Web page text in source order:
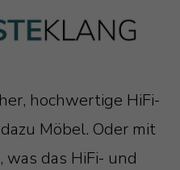
hochwertige HiFi-
Möbel. Oder mit
das HiFi- und